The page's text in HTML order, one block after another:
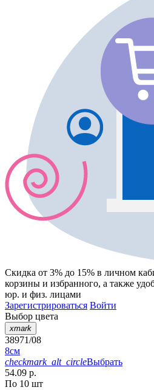
Скидка от 3% до 15% в личном
корзины и избранного, а также
юр. и физ. лицами
Зарегистрироваться Войти
Выбор цвета
xmark
38971/08
8см
checkmark_alt_circleВыбрать
54.09 р.
По 10 шт